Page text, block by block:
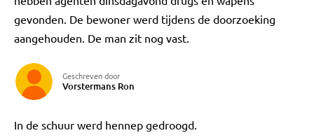
gevonden. De bewoner werd tijdens de doorzoeking
aangehouden. De man zit nog vast.
Geschreven door
Vorstermans Ron
In de schuur werd hennep gedroogd.